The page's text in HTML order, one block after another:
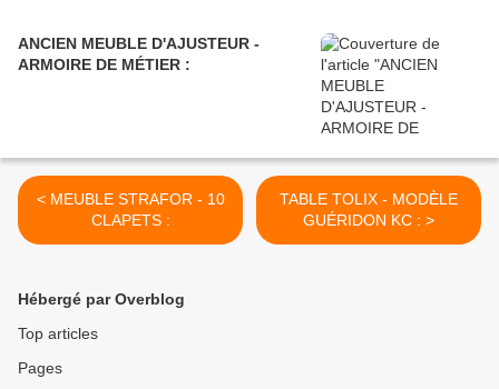
ANCIEN MEUBLE D'AJUSTEUR -
ARMOIRE DE MÉTIER :
< MEUBLE STRAFOR - 10
CLAPETS :
TABLE TOLIX - MODÈLE
GUÉRIDON KC : >
Hébergé par Overblog
Top articles
Pages